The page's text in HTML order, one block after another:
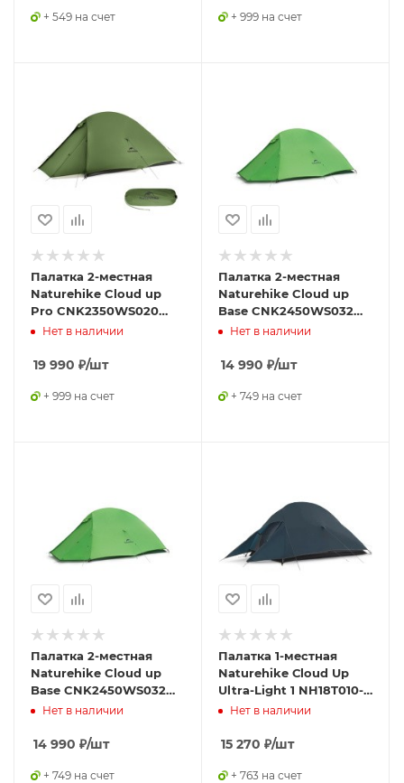
+ 549 на счет + 999 на счет
Палатка 2-местная
Naturehike Cloud up
Pro CNK2350WS020
зеленый
Нет в наличии
19 990 ₽/шт
+ 999 на счет
Палатка 2-местная
Naturehike Cloud up
Base CNK2450WS032
оранжевый
Нет в наличии
14 990 ₽/шт
+ 749 на счет
Палатка 2-местная
Naturehike Cloud up
Base CNK2450WS032
зеленый
Нет в наличии
14 990 ₽/шт
+ 749 на счет
Палатка 1-местная
Naturehike Сloud Up
Ultra-Light 1 NH18T010-T
с ковриком, синий
Нет в наличии
15 270 ₽/шт
+ 763 на счет